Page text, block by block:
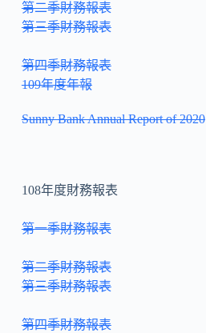
第二季財務報表
第三季財務報表
第四季財務報表
109年度年報
Sunny Bank Annual Report of 2020
108年度財務報表
第一季財務報表
第二季財務報表
第三季財務報表
第四季財務報表